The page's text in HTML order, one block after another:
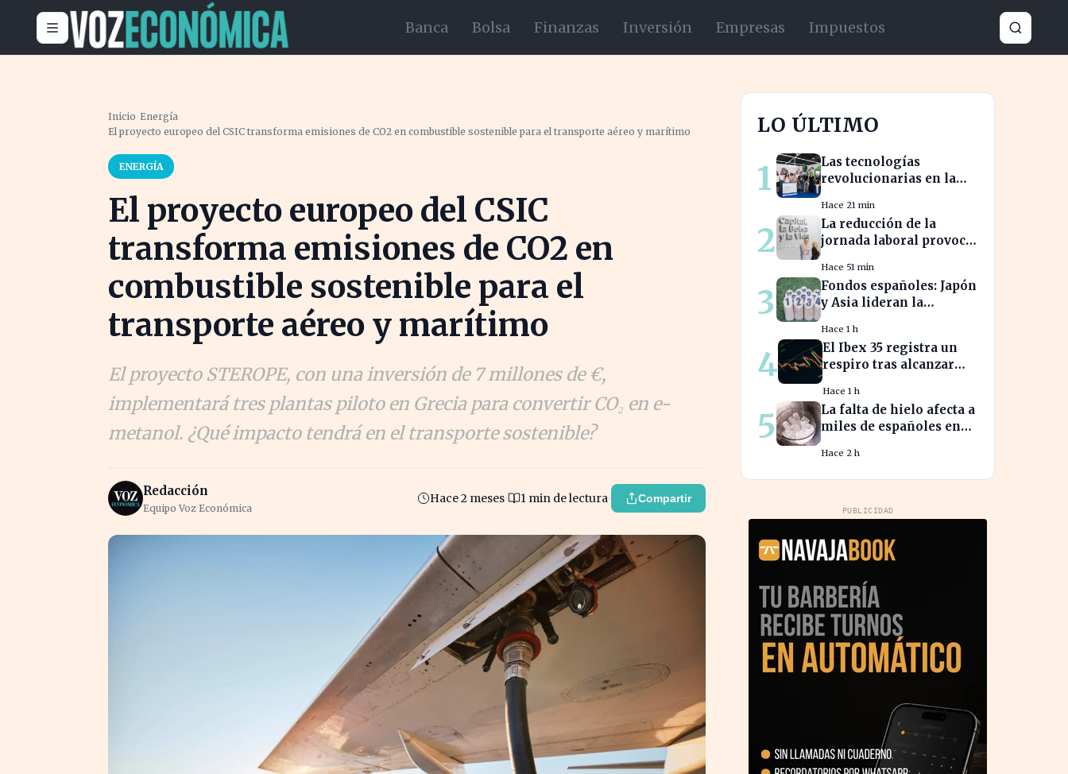
Banca Bolsa Finanzas Inversión Empresas Impuestos
Inicio ›Energía›
El proyecto europeo del CSIC transforma emisiones de CO2 en combustible sostenible para el transporte aéreo y marítimo
ENERGÍA
El proyecto europeo del CSIC
transforma emisiones de CO2 en
combustible sostenible para el
transporte aéreo y marítimo
El proyecto STEROPE, con una inversión de 7 millones de €,
implementará tres plantas piloto en Grecia para convertir CO₂ en e-
metanol. ¿Qué impacto tendrá en el transporte sostenible?
Redacción
Equipo Voz Económica
Hace 2 meses 1 min de lectura Compartir
LO ÚLTIMO
1
Las tecnologías
revolucionarias en la
cambiar el futuro
empresarial en Asturias
Hace 21 min
2
La reducción de la
jornada laboral provoca
productividad española
Hace 51 min
3
Fondos españoles: Japón
y Asia lideran la
semestre de IA en 2026
Hace 1 h
4
El Ibex 35 registra un
respiro tras alcanzar
cotización
Hace 1 h
5
La falta de hielo afecta a
miles de españoles en
Hace 2 h
PUBLICIDAD